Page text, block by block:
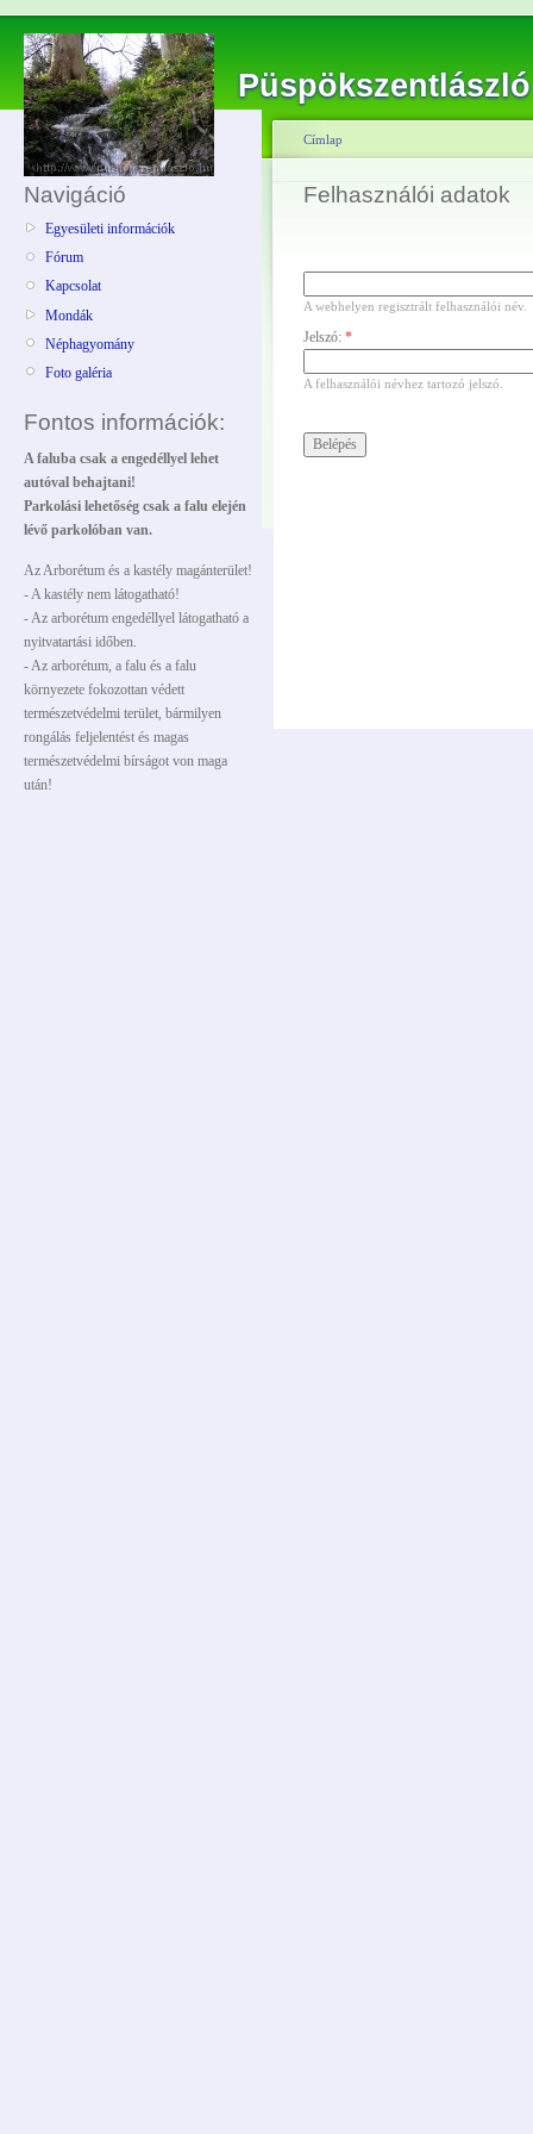
Püspökszentlászló
Navigáció
Egyesületi információk
Fórum
Kapcsolat
Mondák
Néphagyomány
Foto galéria
Fontos információk:
A faluba csak a engedéllyel lehet
autóval behajtani!
Parkolási lehetőség csak a falu elején
lévő parkolóban van.
Az Arborétum és a kastély magánterület!
- A kastély nem látogatható!
- Az arborétum engedéllyel látogatható a
nyitvatartási időben.
- Az arborétum, a falu és a falu
környezete fokozottan védett
természetvédelmi terület, bármilyen
rongálás feljelentést és magas
természetvédelmi bírságot von maga
után!
Címlap
Felhasználói adatok
A webhelyen regisztrált felhasználói név.
Jelszó: *
A felhasználói névhez tartozó jelszó.